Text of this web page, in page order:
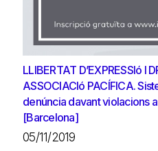
LLIBERTAT D’EXPRESSIó I
ASSOCIACIó PACÍFICA.
denúncia davant violacions
[Barcelona]
05/11/2019